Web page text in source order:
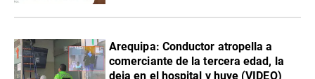
Arequipa: Conductor atropella a
comerciante de la tercera edad, la
deja en el hospital y huye (VIDEO)